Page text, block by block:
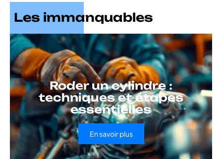
Les immanquables
Roder un cylindre :
techniques et étapes
essentielles
En savoir plus